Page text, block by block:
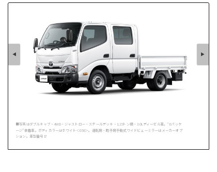
■写真はダブルキャブ・4WD・ジャストロー・スチールデッキ・1.25トン積・3.0Lディーゼル車。“Eパッケ
ージ”装着車。ボディカラーはホワイト＜058＞。運転席・助手席手動式ワイドビューミラーはメーカーオプ
ション。車型番号17